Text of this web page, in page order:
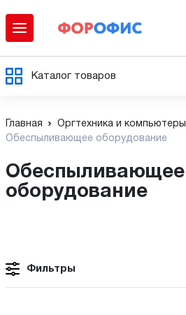
Каталог товаров
Главная
Оргтехника и компьютеры
Обеспыливающее оборудование
Обеспыливающее
оборудование
Фильтры